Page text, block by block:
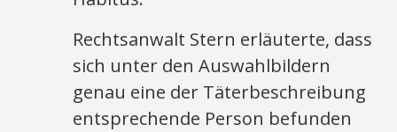
Rechtsanwalt Stern erläuterte, dass
sich unter den Auswahlbildern
genau eine der Täterbeschreibung
entsprechende Person befunden